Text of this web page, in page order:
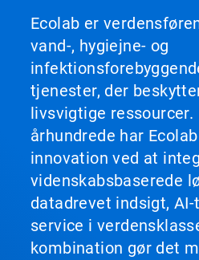
Ecolab er
vand-, hygiejne- og
tjenester, der
livsvigtige ressourcer.
århundrede har
innovation ved at
videnskabsbaserede
datadrevet indsigt,
service i
kombination gør det